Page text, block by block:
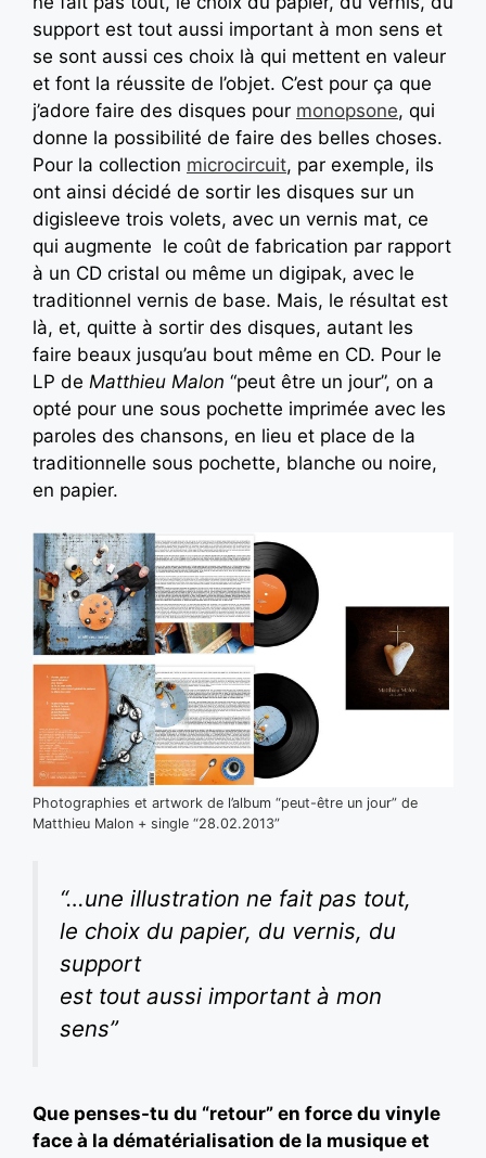
support est tout aussi important à mon sens et
se sont aussi ces choix là qui mettent en valeur
et font la réussite de l’objet. C’est pour ça que
j’adore faire des disques pour monopsone, qui
donne la possibilité de faire des belles choses.
Pour la collection microcircuit, par exemple, ils
ont ainsi décidé de sortir les disques sur un
digisleeve trois volets, avec un vernis mat, ce
qui augmente le coût de fabrication par rapport
à un CD cristal ou même un digipak, avec le
traditionnel vernis de base. Mais, le résultat est
là, et, quitte à sortir des disques, autant les
faire beaux jusqu’au bout même en CD. Pour le
LP de Matthieu Malon “peut être un jour”, on a
opté pour une sous pochette imprimée avec les
paroles des chansons, en lieu et place de la
traditionnelle sous pochette, blanche ou noire,
en papier.
Photographies et artwork de l’album “peut-être un jour” de
Matthieu Malon + single “28.02.2013”
“…une illustration ne fait pas tout,
le choix du papier, du vernis, du
support
est tout aussi important à mon
sens”
Que penses-tu du “retour” en force du vinyle
face à la dématérialisation de la musique et